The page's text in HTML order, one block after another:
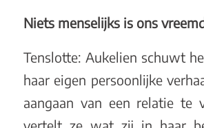
Niets menselijks is ons
Tenslotte: Aukelien schuwt
haar eigen persoonlijke
aangaan van een relatie te